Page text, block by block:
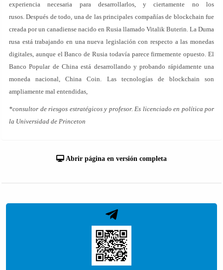
experiencia necesaria para desarrollarlos, y ciertamente no los
rusos. Después de todo, una de las principales compañías de blockchain fue
creada por un canadiense nacido en Rusia llamado Vitalik Buterin. La Duma
rusa está trabajando en una nueva legislación con respecto a las monedas
digitales, aunque el Banco de Rusia todavía parece firmemente opuesto. El
Banco Popular de China está desarrollando y probando rápidamente una
moneda nacional, China Coin. Las tecnologías de blockchain son
ampliamente mal entendidas,
*consultor de riesgos estratégicos y profesor. Es licenciado en política por
la Universidad de Princeton
Abrir página en versión completa